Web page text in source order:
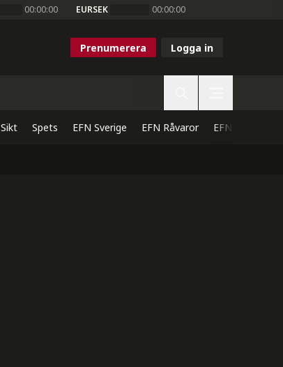
00:00:00 EURSEK 00:00:00
Prenumerera Logga in
Sikt Spets EFN Sverige EFN Råvaror EFN Direkt